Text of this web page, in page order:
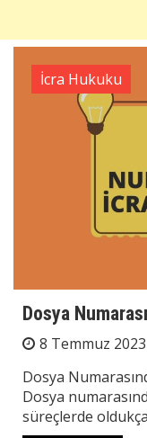
İcra Hukuku
Dosya
8 Temmuz 2023
Dosya
Dosya
süreçlerde